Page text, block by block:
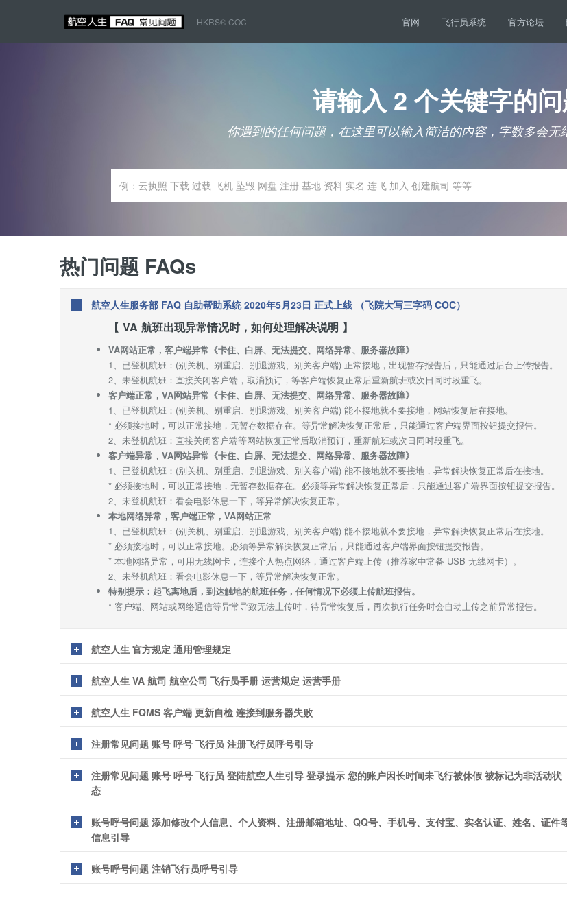
HKRS® COC 官网 飞行员系统 官方论坛
请输入 2 个关键字的
你遇到的任何问题，在这里可以输入简洁的内容，字数多会无
热门问题 FAQs
航空人生服务部 FAQ 自助帮助系统 2020年5月23日 正式上线 （飞院大写三字码 COC）
【 VA 航班出现异常情况时，如何处理解决说明 】
VA网站正常，客户端异常《卡住、白屏、无法提交、网络异常、服务器故障》
1、已登机航班：(别关机、别重启、别退游戏、别关客户端) 正常接地，出现暂存报告后，只能通过后台上传报告。
2、未登机航班：直接关闭客户端，取消预订，等客户端恢复正常后重新航班或次日同时段重飞。
客户端正常，VA网站异常《卡住、白屏、无法提交、网络异常、服务器故障》
1、已登机航班：(别关机、别重启、别退游戏、别关客户端) 能不接地就不要接地，网站恢复后在接地。
* 必须接地时，可以正常接地，无暂存数据存在。等异常解决恢复正常后，只能通过客户端界面按钮提交报告。
2、未登机航班：直接关闭客户端等网站恢复正常后取消预订，重新航班或次日同时段重飞。
客户端异常，VA网站异常《卡住、白屏、无法提交、网络异常、服务器故障》
1、已登机航班：(别关机、别重启、别退游戏、别关客户端) 能不接地就不要接地，异常解决恢复正常后在接地。
* 必须接地时，可以正常接地，无暂存数据存在。必须等异常解决恢复正常后，只能通过客户端界面按钮提交报告。
2、未登机航班：看会电影休息一下，等异常解决恢复正常。
本地网络异常，客户端正常，VA网站正常
1、已登机航班：(别关机、别重启、别退游戏、别关客户端) 能不接地就不要接地，异常解决恢复正常后在接地。
* 必须接地时，可以正常接地。必须等异常解决恢复正常后，只能通过客户端界面按钮提交报告。
* 本地网络异常，可用无线网卡，连接个人热点网络，通过客户端上传（推荐家中常备 USB 无线网卡）。
2、未登机航班：看会电影休息一下，等异常解决恢复正常。
特别提示：起飞离地后，到达触地的航班任务，任何情况下必须上传航班报告。
* 客户端、网站或网络通信等异常导致无法上传时，待异常恢复后，再次执行任务时会自动上传之前异常报告。
航空人生 官方规定 通用管理规定
航空人生 VA 航司 航空公司 飞行员手册 运营规定 运营手册
航空人生 FQMS 客户端 更新自检 连接到服务器失败
注册常见问题 账号 呼号 飞行员 注册飞行员呼号引导
注册常见问题 账号 呼号 飞行员 登陆航空人生引导 登录提示 您的账户因长时间未飞行被休假 被标记为非活动状
态
账号呼号问题 添加修改个人信息、个人资料、注册邮箱地址、QQ号、手机号、支付宝、实名认证、姓名、证件
信息引导
账号呼号问题 注销飞行员呼号引导